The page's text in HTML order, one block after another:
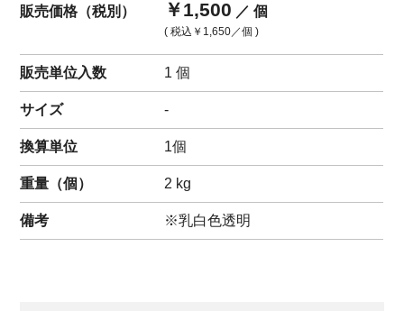
販売価格（税別） ￥1,500 ／ 個
( 税込 ￥1,650／個 )
販売単位入数 1 個
サイズ -
換算単位 1個
重量（個 ） 2 kg
備考 ※乳白色透明